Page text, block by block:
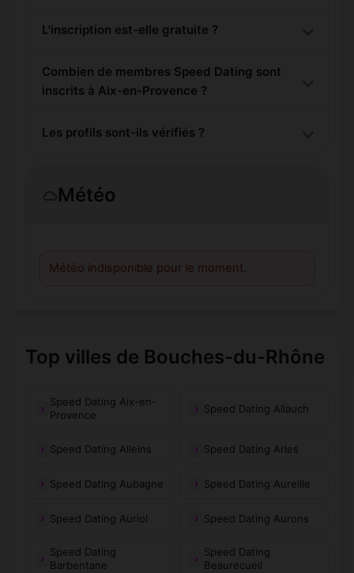
L'inscription est-elle gratuite ?
Combien de membres Speed Dating sont
inscrits à Aix-en-Provence ?
Les profils sont-ils vérifiés ?
Météo
Météo indisponible pour le moment.
Top villes de Bouches-du-Rhône
Speed Dating Aix-en-
Provence
Speed Dating Allauch
Speed Dating Alleins Speed Dating Arles
Speed Dating Aubagne Speed Dating Aureille
Speed Dating Auriol Speed Dating Aurons
Speed Dating
Barbentane
Speed Dating
Beaurecueil